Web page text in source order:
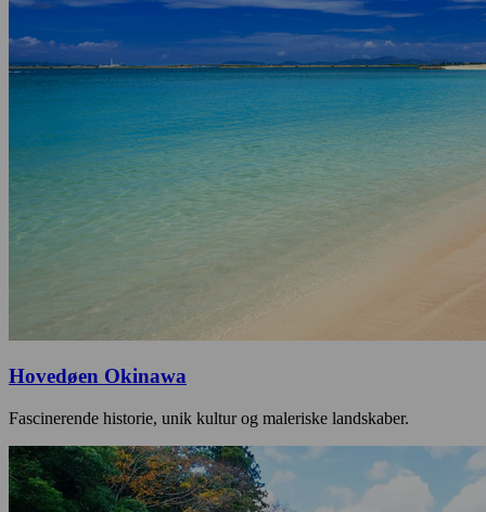
Hovedøen Okinawa
Fascinerende historie, unik kultur og maleriske landskaber.